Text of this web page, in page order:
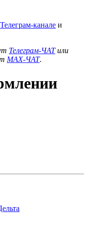
Телеграм-канале и
Телеграм-ЧАТили
MAX-ЧАТ.